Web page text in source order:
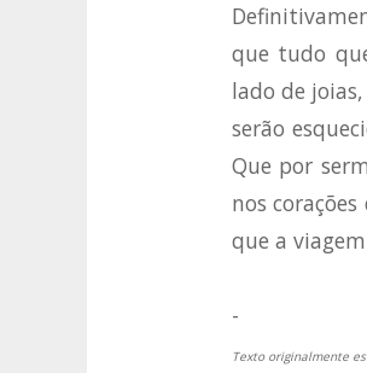
que tudo
lado de
serão
Que por
nos
que a
-
Texto originalmente